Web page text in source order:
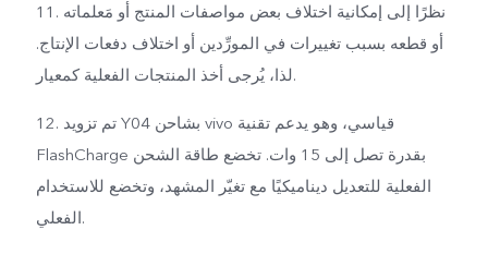
11. نظرًا إلى إمكانية اختلاف بعض مواصفات المنتج أو مَعلماته
أو قطعه بسبب تغييرات في المورِّدين أو اختلاف دفعات الإنتاج.
لذا، يُرجى أخذ المنتجات الفعلية كمعيار.
12. تم تزويد Y04 بشاحن vivo قياسي، وهو يدعم تقنية
FlashCharge بقدرة تصل إلى 15 وات. تخضع طاقة الشحن
الفعلية للتعديل ديناميكيًا مع تغيّر المشهد، وتخضع للاستخدام
الفعلي.